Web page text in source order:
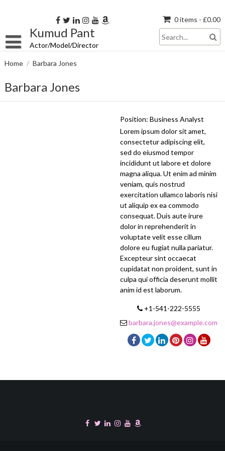
0 items -£0.00
Kumud Pant
Actor/Model/Director
Home / Barbara Jones
Barbara Jones
Position: Business Analyst
Lorem ipsum dolor sit amet,
consectetur adipiscing elit,
sed do eiusmod tempor
incididunt ut labore et dolore
magna aliqua. Ut enim ad minim
veniam, quis nostrud
exercitation ullamco laboris nisi
ut aliquip ex ea commodo
consequat. Duis aute irure
dolor in reprehenderit in
voluptate velit esse cillum
dolore eu fugiat nulla pariatur.
Excepteur sint occaecat
cupidatat non proident, sunt in
culpa qui officia deserunt mollit
anim id est laborum.
+1-541-222-5555
barbara.jones@example.com